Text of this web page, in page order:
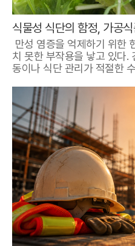
식물성 식단의 함정, 가공
만성 염증을 억제하기 위한
치 못한 부작용을 낳고 있다.
동이나 식단 관리가 적절한